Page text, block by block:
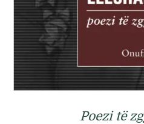
Poezi të